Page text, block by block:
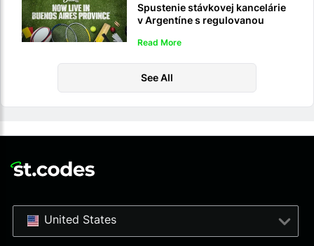
Spustenie stávkovej kancelárie
v Argentíne s regulovanou
kasínom v Buenos Aires
Read More
See All
United States